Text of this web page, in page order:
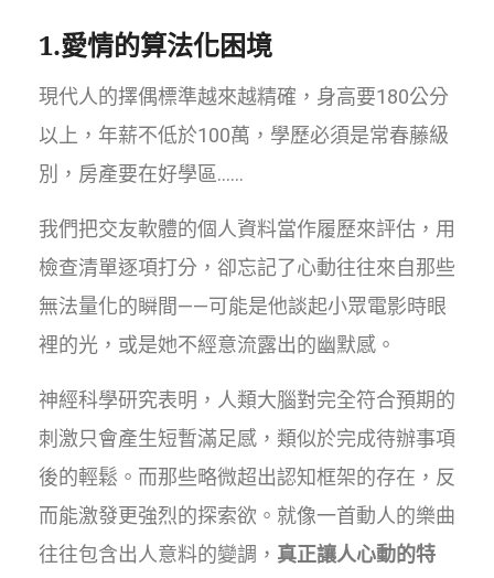
1.愛情的算法化困境
現代人的擇偶標準越來越精確，身高要180公分
以上，年薪不低於100萬，學歷必須是常春藤級
別，房產要在好學區......
我們把交友軟體的個人資料當作履歷來評估，用
檢查清單逐項打分，卻忘記了心動往往來自那些
無法量化的瞬間——可能是他談起小眾電影時眼
裡的光，或是她不經意流露出的幽默感。
神經科學研究表明，人類大腦對完全符合預期的
刺激只會產生短暫滿足感，類似於完成待辦事項
後的輕鬆。而那些略微超出認知框架的存在，反
而能激發更強烈的探索欲。就像一首動人的樂曲
往往包含出人意料的變調， 真正讓人心動的特